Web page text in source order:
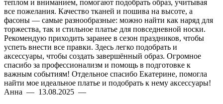
теплом и вниманием, помогают подобрать образ, учитывая
все пожелания. Качество тканей и пошива на высоте, а
фасоны — самые разнообразные: можно найти как наряд для
торжества, так и стильное платье для повседневной носки.
Рекомендую приходить заранее в сезон праздников, чтобы
успеть внести все правки. Здесь легко подобрать и
аксессуары, чтобы создать завершённый образ. Огромное
спасибо за профессионализм и помощь в подготовке к
важным событиям! Отдельное спасибо Екатерине, помогла
найти мое идеальное платье и подобрать к нему аксессуары!
Анна — 13.08.2025 —